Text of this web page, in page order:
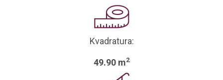
Kvadratura:
49.90 m2